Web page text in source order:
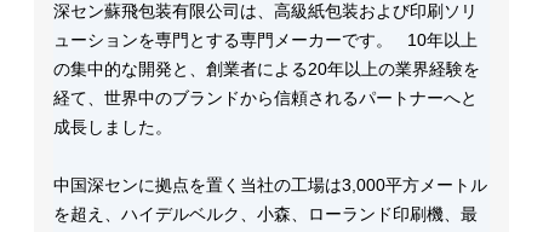
深セン蘇飛包装有限公司は、高級紙包装および印刷ソリ
ューションを専門とする専門メーカーです。 10年以上
の集中的な開発と、創業者による20年以上の業界経験を
経て、世界中のブランドから信頼されるパートナーへと
成長しました。
中国深センに拠点を置く当社の工場は3,000平方メートル
を超え、ハイデルベルク、小森、ローランド印刷機、最